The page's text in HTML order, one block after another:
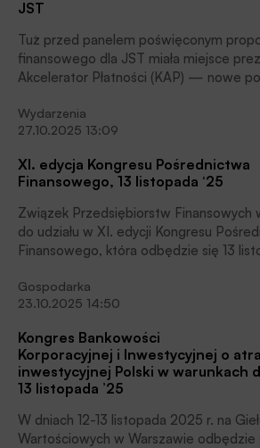
JST
Tuż przed panelem poświęconym
finansowego dla JST miała miejsce
Akcelerator Płatności (KAP) — nowe
przedstawiona podczas Forum Bankowo-Samorządowego
2026 przez Rafała Chraboła, prezesa
Wydarzenia
27.10.2025 13:09
XI. edycja Kongresu Pośrednictwa
Finansowego, 13 listopada ‘25
Związek Przedsiębiorstw Finansowych
do udziału w XI. edycji Kongresu
Finansowego, która odbędzie się 13
Finansowy BANK i Portal Finansowy
medialnymi kongresu.
Gospodarka
23.10.2025 14:50
Kongres Bankowości
Korporacyjnej i Inwestycyjnej o
inwestycyjnej Polski w warunkach
13 listopada ’25
W dniach 12-13 listopada 2025 r. na
Wartościowych w Warszawie odbędzie